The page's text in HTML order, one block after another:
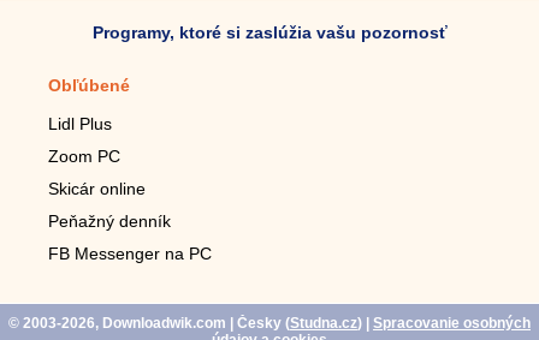
Programy, ktoré si zaslúžia vašu pozornosť
Obľúbené
Lidl Plus
Zoom PC
Skicár online
Peňažný denník
FB Messenger na PC
© 2003-2026, Downloadwik.com | Česky (Studna.cz)
Spracovanie osobných